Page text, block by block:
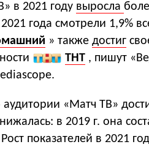
в 2021 году выросла
года смотрели 1,9%
» также достиг
ТНТ , пишут
«Матч ТВ»
в 2019 г. она
показателей в 2021